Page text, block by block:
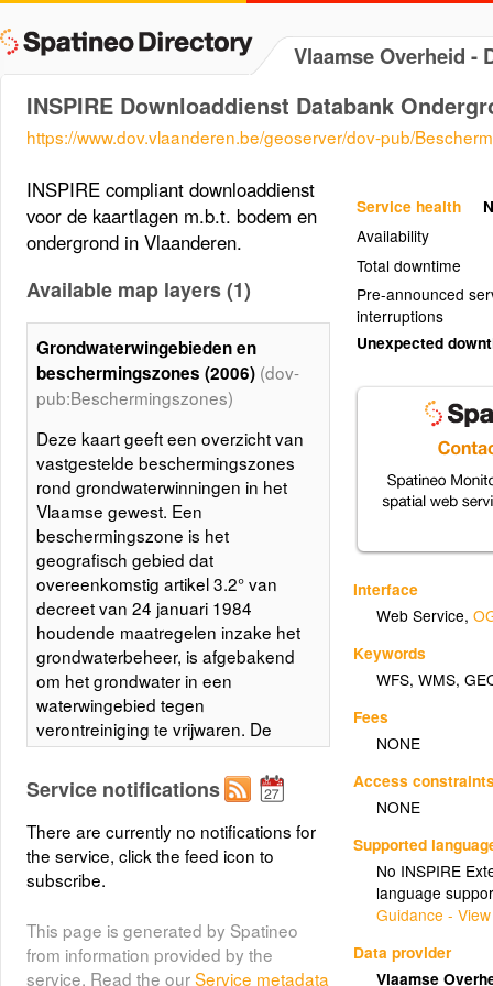
Vlaamse Overheid -
INSPIRE Downloaddienst Databank
https://www.dov.vlaanderen.be/geoserver/dov-pub/
Service health
Availability
Total downtime
Pre-announced
interruptions
Unexpected
Interface
Web Service,
Keywords
WFS,WMS,
Fees
NONE
Access
NONE
Supported
No INSPIRE
language
Guidance -
Data provider
Vlaamse
INSPIRE compliant downloaddienst
voor de kaartlagen m.b.t. bodem en
ondergrond in Vlaanderen.
Available map layers (1)
Grondwaterwingebieden en
beschermingszones (2006) (dov-
pub:Beschermingszones)
Deze kaart geeft een overzicht van
vastgestelde beschermingszones
rond grondwaterwinningen in het
Vlaamse gewest. Een
beschermingszone is het
geografisch gebied dat
overeenkomstig artikel 3.2° van
decreet van 24 januari 1984
houdende maatregelen inzake het
grondwaterbeheer, is afgebakend
om het grondwater in een
waterwingebied tegen
verontreiniging te vrijwaren. De
procedure om de afbakening te
realiseren is vastgelegd bij Besluit
van de Vlaamse Regering van 27
maart 1985 houdende
reglementering en vergunning voor
het gebruik van grondwater en de
en beschermingszones.
Service notifications
There are currently no notifications for
the service, click the feed icon to
subscribe.
This page is generated by Spatineo
from information provided by the
service. Read the ourService metadata